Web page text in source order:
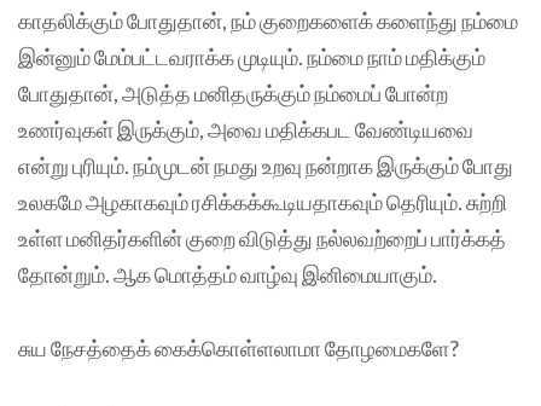
காதலிக்கும் போதுதான், நம் குறைகளைக் களைந்து நம்மை
இன்னும் மேம்பட்டவராக்க முடியும். நம்மை நாம் மதிக்கும்
போதுதான், அடுத்த மனிதருக்கும் நம்மைப் போன்ற
உணர்வுகள் இருக்கும், அவை மதிக்கபட வேண்டியவை
என்று புரியும். நம்முடன் நமது உறவு நன்றாக இருக்கும் போது
உலகமே அழகாகவும் ரசிக்கக்கூடியதாகவும் தெரியும். சுற்றி
உள்ள மனிதர்களின் குறை விடுத்து நல்லவற்றைப் பார்க்கத்
தோன்றும். ஆக மொத்தம் வாழ்வு இனிமையாகும்.
சுய நேசத்தைக் கைக்கொள்ளலாமா தோழமைகளே?